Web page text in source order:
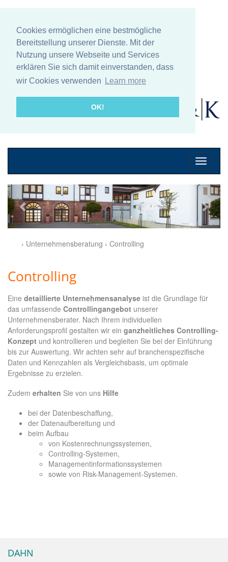
Cookies ermöglichen eine bestmögliche
Bereitstellung unserer Dienste. Mit der
Nutzung unsere Webseite und Services
erklären Sie sich damit einverstanden, dass
wir Cookies verwenden
Learn more
OK!
Mobile
› Unternehmensberatung › Controlling
Controlling
Eine detaillierte Unternehmensanalyse ist die Grundlage für
das umfassende Controllingangebot unserer
Unternehmensberater. Nach Ihrem individuellen
Anforderungsprofil gestalten wir ein ganzheitliches Controlling-
Konzept und kontrollieren und begleiten Sie bei der Einführung
bis zur Auswertung. Wir achten sehr auf branchenspezifische
Daten und Kennzahlen als Vergleichsbasis, um optimale
Ergebnisse zu erzielen.
Zudem erhalten Sie von uns Hilfe
bei der Datenbeschaffung,
der Datenaufbereitung und
beim Aufbau
von Kostenrechnungssystemen,
Controlling-Systemen,
Managementinformationssystemen
sowie von Risk-Management-Systemen.
DAHN